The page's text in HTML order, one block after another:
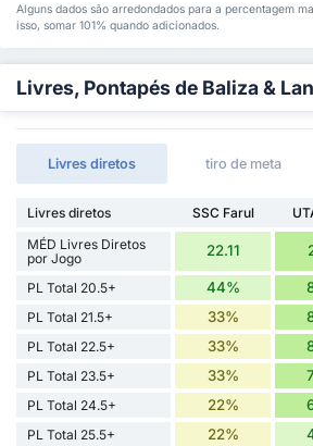
Alguns dados são arredondados para a percentagem
isso, somar 101% quando adicionados.
Livres, Pontapés de Baliza &
Livres diretos tiro de meta
Livres diretos SSC Farul
MÉD Livres Diretos
por Jogo
22.11
PL Total 20.5+ 44%
PL Total 21.5+ 33%
PL Total 22.5+ 33%
PL Total 23.5+ 33%
PL Total 24.5+ 22%
PL Total 25.5+ 22%